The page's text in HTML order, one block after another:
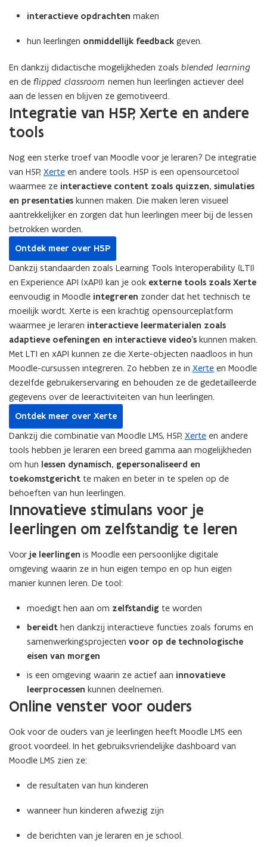
interactieve opdrachten maken
hun leerlingen onmiddellijk feedback geven.
En dankzij didactische mogelijkheden zoals blended learning
en de flipped classroom nemen hun leerlingen actiever deel
aan de lessen en blijven ze gemotiveerd.
Integratie van H5P, Xerte en andere
tools
Nog een sterke troef van Moodle voor je leraren? De integratie
van H5P, Xerte en andere tools. H5P is een opensourcetool
waarmee ze interactieve content zoals quizzen, simulaties
en presentaties kunnen maken. Die maken leren visueel
aantrekkelijker en zorgen dat hun leerlingen meer bij de lessen
betrokken worden.
Ontdek meer over H5P
Dankzij standaarden zoals Learning Tools Interoperability (LTI)
en Experience API (xAPI) kan je ook externe tools zoals Xerte
eenvoudig in Moodle integreren zonder dat het technisch te
moeilijk wordt. Xerte is een krachtig opensourceplatform
waarmee je leraren interactieve leermaterialen zoals
adaptieve oefeningen en interactieve video’s kunnen maken.
Met LTI en xAPI kunnen ze die Xerte-objecten naadloos in hun
Moodle-cursussen integreren. Zo hebben ze in Xerte en Moodle
dezelfde gebruikerservaring en behouden ze de gedetailleerde
gegevens over de leeractiviteiten van hun leerlingen.
Ontdek meer over Xerte
Dankzij die combinatie van Moodle LMS, H5P, Xerte en andere
tools hebben je leraren een breed gamma aan mogelijkheden
om hun lessen dynamisch, gepersonaliseerd en
toekomstgericht te maken en beter in te spelen op de
behoeften van hun leerlingen.
Innovatieve stimulans voor je
leerlingen om zelfstandig te leren
Voor je leerlingen is Moodle een persoonlijke digitale
omgeving waarin ze in hun eigen tempo en op hun eigen
manier kunnen leren. De tool:
moedigt hen aan om zelfstandig te worden
bereidt hen dankzij interactieve functies zoals forums en
samenwerkingsprojecten voor op de technologische
eisen van morgen
is een omgeving waarin ze actief aan innovatieve
leerprocessen kunnen deelnemen.
Online venster voor ouders
Ook voor de ouders van je leerlingen heeft Moodle LMS een
groot voordeel. In het gebruiksvriendelijke dashboard van
Moodle LMS zien ze:
de resultaten van hun kinderen
wanneer hun kinderen afwezig zijn
de berichten van je leraren en je school.